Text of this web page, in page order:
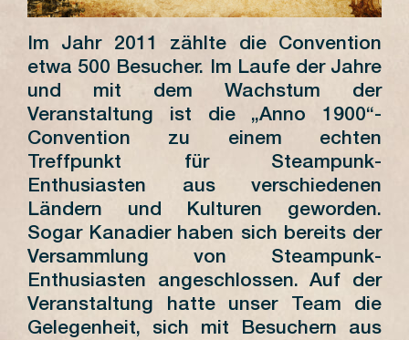
Im Jahr 2011 zählte die Convention
etwa 500 Besucher. Im Laufe der Jahre
und mit dem Wachstum der
Veranstaltung ist die „Anno 1900“-
Convention zu einem echten
Treffpunkt für Steampunk-
Enthusiasten aus verschiedenen
Ländern und Kulturen geworden.
Sogar Kanadier haben sich bereits der
Versammlung von Steampunk-
Enthusiasten angeschlossen. Auf der
Veranstaltung hatte unser Team die
Gelegenheit, sich mit Besuchern aus